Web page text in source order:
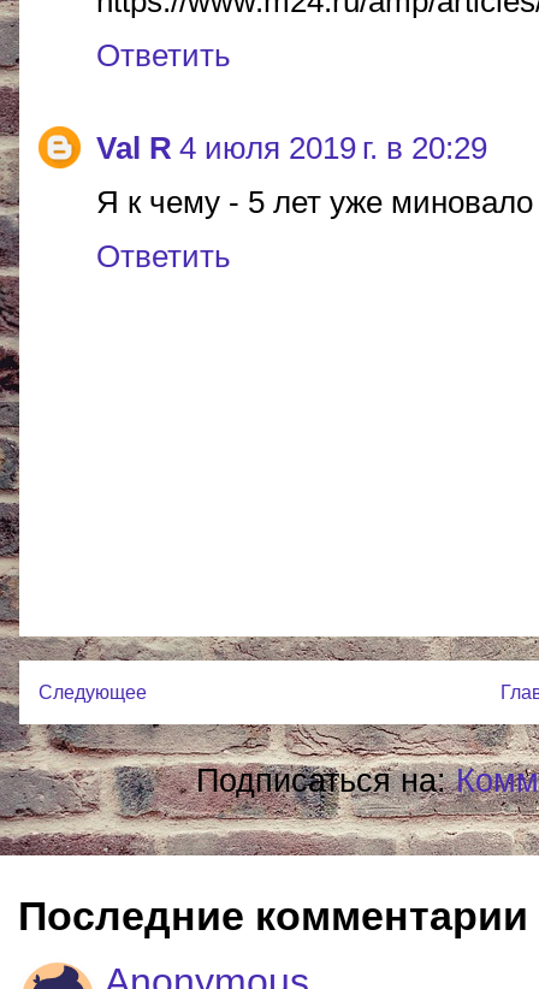
Ответить
Val R 4 июля 2019 г. в 20:29
Я к чему - 5 лет уже
Ответить
Следующее
Подписаться на:
Последние комментарии